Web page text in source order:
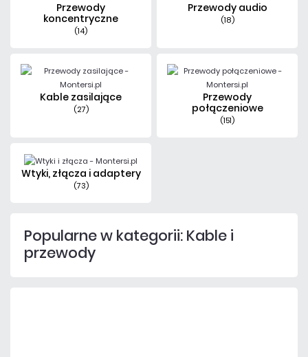
Przewody
koncentryczne
(14)
Przewody audio
(18)
Kable zasilające
(27)
Przewody
połączeniowe
(151)
Wtyki, złącza i adaptery
(73)
Popularne w kategorii: Kable i
przewody